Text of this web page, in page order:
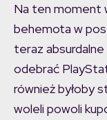
Na ten moment
behemota w
teraz
odebrać
również byłoby
woleli powoli